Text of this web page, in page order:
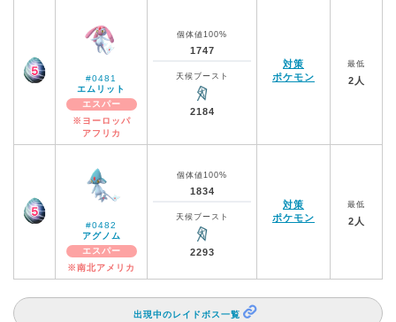
#0481
エムリット
エスパー
※ヨーロッパ
アフリカ
個体値100%
1747
天候ブースト
2184
対策
ポケモン
最低
2人
#0482
アグノム
エスパー
※南北アメリカ
個体値100%
1834
天候ブースト
2293
対策
ポケモン
最低
2人
出現中のレイドボス一覧